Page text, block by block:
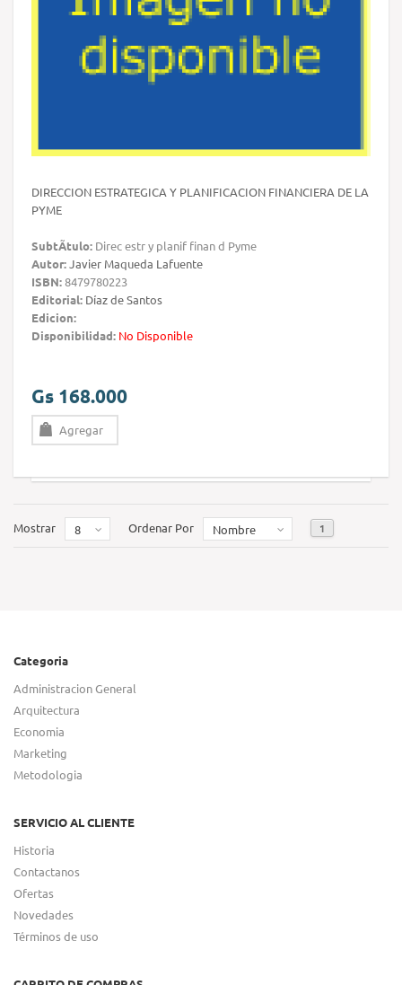
DIRECCION ESTRATEGICA Y PLANIFICACION FINANCIERA DE LA
PYME
SubtÃ­tulo: Direc estr y planif finan d Pyme
Autor:Javier Maqueda Lafuente
ISBN:8479780223
Editorial: Díaz de Santos
Edicion:
Disponibilidad: No Disponible
Gs 168.000
Agregar
Mostrar 8 Ordenar Por Nombre 1
Categoria
Administracion General
Arquitectura
Economia
Marketing
Metodologia
SERVICIO AL CLIENTE
Historia
Contactanos
Ofertas
Novedades
Términos de uso